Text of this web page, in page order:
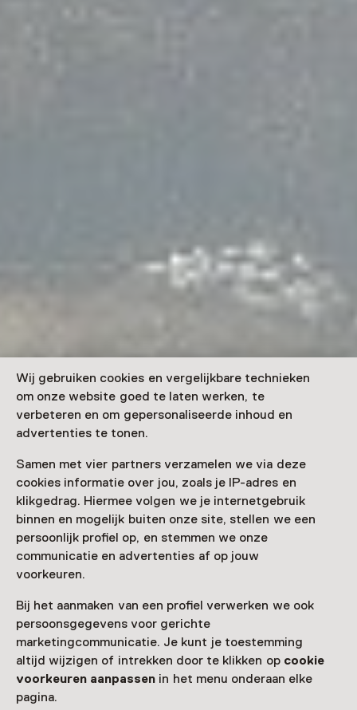
Wij gebruiken cookies en vergelijkbare technieken
om onze website goed te laten werken, te
verbeteren en om gepersonaliseerde inhoud en
advertenties te tonen.
Samen met vier partners verzamelen we via deze
cookies informatie over jou, zoals je IP-adres en
klikgedrag. Hiermee volgen we je internetgebruik
binnen en mogelijk buiten onze site, stellen we een
persoonlijk profiel op, en stemmen we onze
communicatie en advertenties af op jouw
voorkeuren.
Bij het aanmaken van een profiel verwerken we ook
persoonsgegevens voor gerichte
marketingcommunicatie. Je kunt je toestemming
altijd wijzigen of intrekken door te klikken op cookie
voorkeuren aanpassen in het menu onderaan elke
pagina.